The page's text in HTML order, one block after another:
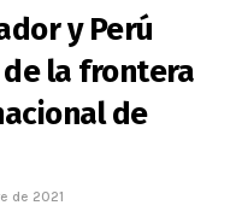
y Perú
la frontera
de
de 2021